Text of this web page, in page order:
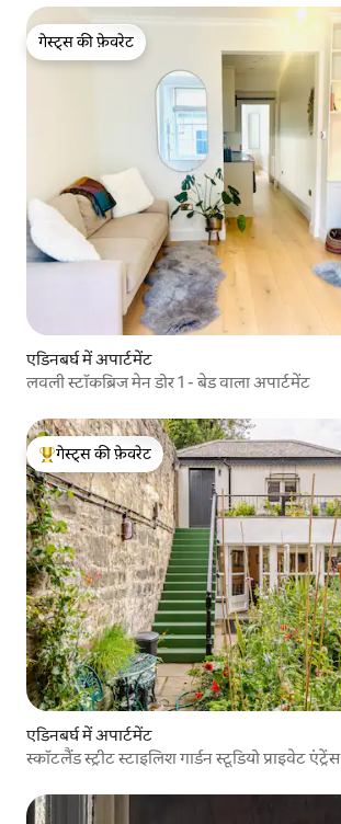
गेस्ट्स की फ़ेवरेट
गेस्ट्स की फ़ेवरेट
एडिनबर्घ में अपार्टमेंट
लवली स्टॉकब्रिज मेन डोर 1 - बेड वाला अपार्टमेंट
गेस्ट्स का टॉप फ़ेवरेट
गेस्ट्स की फ़ेवरेट
एडिनबर्घ में अपार्टमेंट
स्कॉटलैंड स्ट्रीट स्टाइलिश गार्डन स्टूडियो प्राइवेट एंट्रेंस